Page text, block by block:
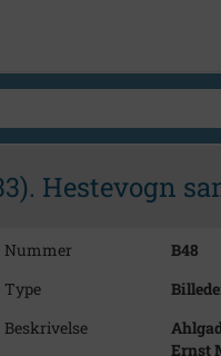
Hestevogn
Nummer
B48
Type
Beskrivelse
Ernst